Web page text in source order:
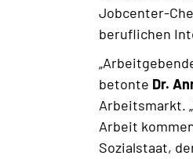
Jobcenter-
beruflichen
betonte Dr.
Arbeitsmarkt.
Arbeit
Sozialstaat,